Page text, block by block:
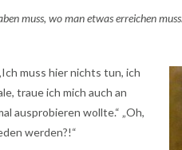
muss, wo man etwas erreichen
muss hier nichts tun, ich
traue ich mich auch an
ausprobieren wollte.“ „Oh,
werden?!“